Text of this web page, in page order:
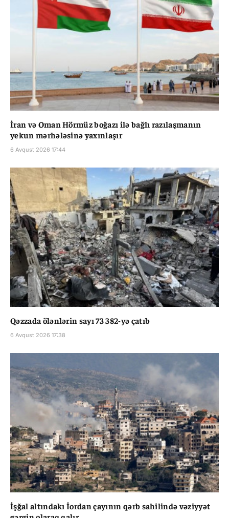
İran və Oman Hörmüz boğazı ilə bağlı razılaşmanın
yekun mərhələsinə yaxınlaşır
6 Avqust 2026 17:44
Qəzzada ölənlərin sayı 73 382-yə çatıb
6 Avqust 2026 17:38
İşğal altındakı İordan çayının qərb sahilində vəziyyət